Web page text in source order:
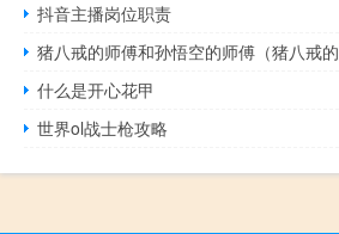
抖音主播岗位职责
猪八戒的师傅和孙悟空的师傅（猪八戒的
什么是开心花甲
世界ol战士枪攻略